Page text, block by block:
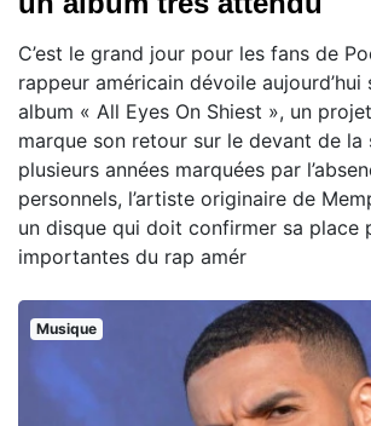
C’est le grand jour pour les fans de
rappeur américain dévoile aujourd’hui
album « All Eyes On Shiest », un
marque son retour sur le devant de la
plusieurs années marquées par
personnels, l’artiste originaire de
un disque qui doit confirmer sa place
importantes du rap amér
Musique